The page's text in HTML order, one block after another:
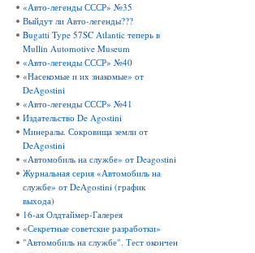
«Авто-легенды СССР» №35
Выйдут ли Авто-легенды???
Bugatti Type 57SC Atlantic теперь в
Mullin Automotive Museum
«Авто-легенды СССР» №40
«Насекомые и их знакомые» от
DeAgostini
«Авто-легенды СССР» №41
Издательство De Agostini
Минералы. Сокровища земли от
DeAgostini
«Автомобиль на службе» от Deagostini
Журнальная серия «Автомобиль на
службе» от DeAgostini (график
выхода)
16-ая Олдтаймер-Галерея
«Секретные советские разработки»
"Автомобиль на службе". Тест окончен